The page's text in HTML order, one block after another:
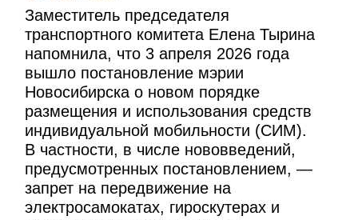
Заместитель председателя
транспортного комитета Елена Тырина
напомнила, что 3 апреля 2026 года
вышло постановление мэрии
Новосибирска о новом порядке
размещения и использования средств
индивидуальной мобильности (СИМ).
В частности, в числе нововведений,
предусмотренных постановлением, —
запрет на передвижение на
электросамокатах, гироскутерах и